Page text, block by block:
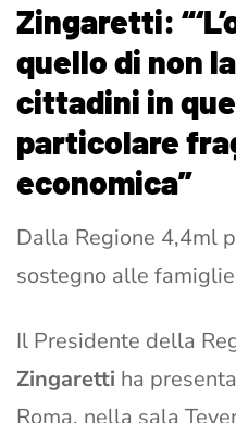
Zingaretti:
quello di non
cittadini in
particolare
economica”
Dalla Regione 4,4ml
sostegno alle famiglie
Il Presidente della
Zingaretti ha